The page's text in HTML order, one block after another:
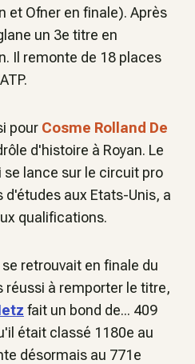
et Ofner en finale). Après
un 3e titre en
Il remonte de 18 places
pour Cosme Rolland De
d'histoire à Royan. Le
se lance sur le circuit pro
d'études aux Etats-Unis, a
qualifications.
retrouvait en finale du
réussi à remporter le titre,
fait un bond de... 409
était classé 1180e au
désormais au 771e